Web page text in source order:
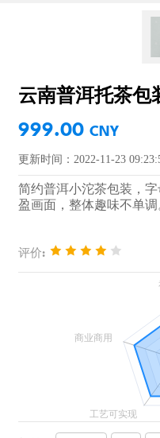
云南普洱托茶包
999.00 CNY
更新时间：2022-11-23
简约普洱小沱茶包装，
盈画面，整体趣味不单调
评价: